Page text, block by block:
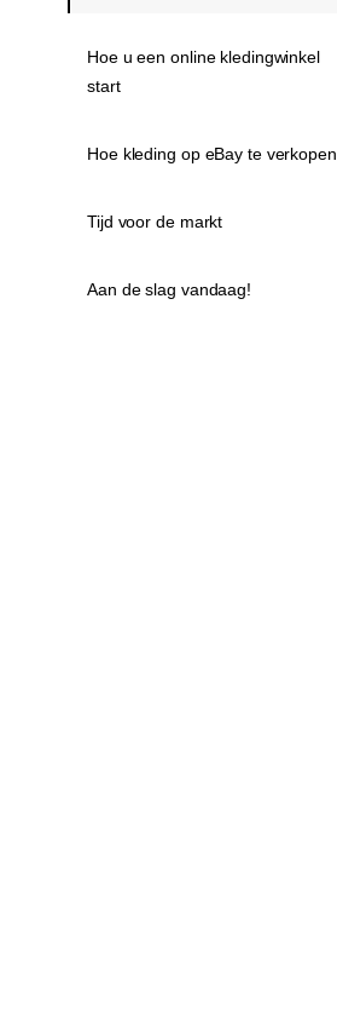
Hoe u een online kledingwinkel
start
Hoe kleding op eBay te verkopen
Tijd voor de markt
Aan de slag vandaag!